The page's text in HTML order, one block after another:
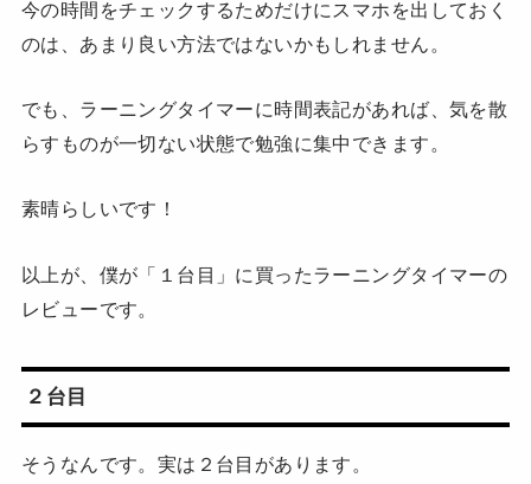
今の時間をチェックするためだけにスマホを出しておく
のは、あまり良い方法ではないかもしれません。
でも、ラーニングタイマーに時間表記があれば、気を散
らすものが一切ない状態で勉強に集中できます。
素晴らしいです！
以上が、僕が「１台目」に買ったラーニングタイマーの
レビューです。
２台目
そうなんです。実は２台目があります。